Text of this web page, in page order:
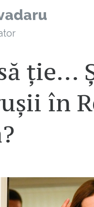
ție…
în